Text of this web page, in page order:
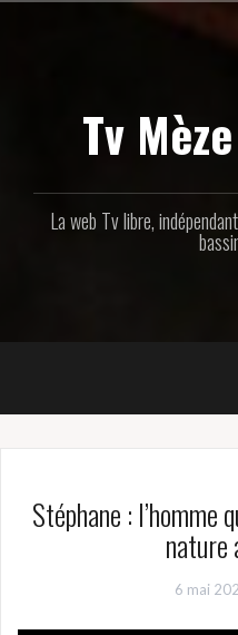
Tv
La web Tv libre,
Stéphane : l’homme
nature
6 mai